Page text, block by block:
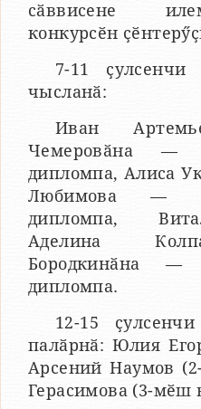
сӑввисене
конкурсӗн
7-11 ҫулсенчи
чысланӑ:
Иван
Чемеровӑна —
дипломпа, Алиса
Любимова —
дипломпа,
Аделина
Бородкинӑна —
дипломпа.
12-15
палӑрнӑ: Юлия
Арсений Наумов
Герасимова (3-мӗш